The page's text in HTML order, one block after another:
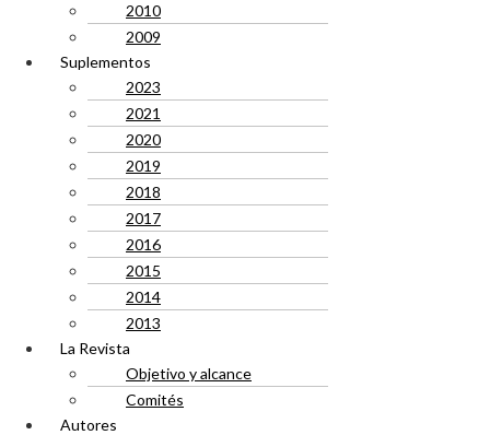
2010
2009
Suplementos
2023
2021
2020
2019
2018
2017
2016
2015
2014
2013
La Revista
Objetivo y alcance
Comités
Autores